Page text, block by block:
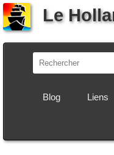
Le
Blog Liens